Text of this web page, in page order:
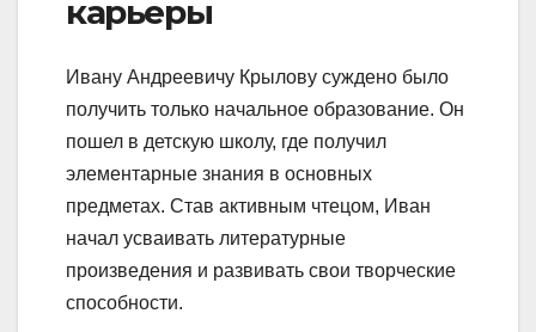
карьеры
Ивану Андреевичу Крылову суждено было
получить только начальное образование. Он
пошел в детскую школу, где получил
элементарные знания в основных
предметах. Став активным чтецом, Иван
начал усваивать литературные
произведения и развивать свои творческие
способности.